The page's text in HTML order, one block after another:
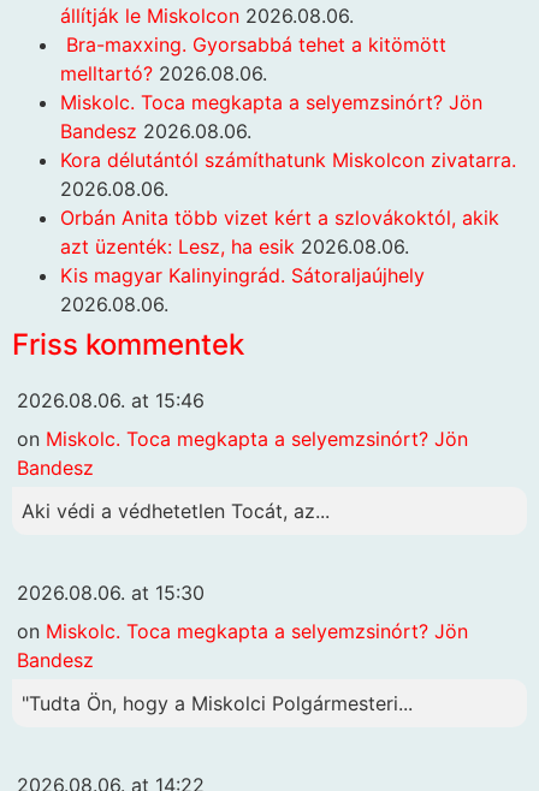
állítják le Miskolcon 2026.08.06.
Bra-maxxing. Gyorsabbá tehet a kitömött
melltartó? 2026.08.06.
Miskolc. Toca megkapta a selyemzsinórt? Jön
Bandesz 2026.08.06.
Kora délutántól számíthatunk Miskolcon zivatarra.
2026.08.06.
Orbán Anita több vizet kért a szlovákoktól, akik
azt üzenték: Lesz, ha esik 2026.08.06.
Kis magyar Kalinyingrád. Sátoraljaújhely
2026.08.06.
Friss kommentek
2026.08.06. at 15:46
on Miskolc. Toca megkapta a selyemzsinórt? Jön
Bandesz
Aki védi a védhetetlen Tocát, az...
2026.08.06. at 15:30
on Miskolc. Toca megkapta a selyemzsinórt? Jön
Bandesz
"Tudta Ön, hogy a Miskolci Polgármesteri...
2026.08.06. at 14:22